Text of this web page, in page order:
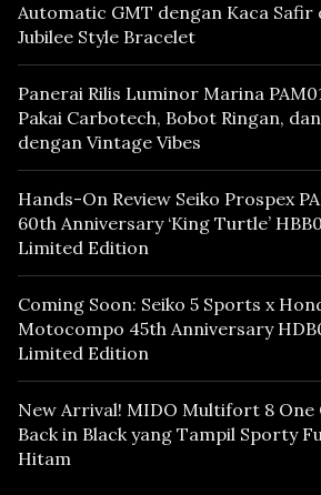
Automatic GMT dengan Kaca Safir
Jubilee Style Bracelet
Panerai Rilis Luminor Marina
Pakai Carbotech, Bobot Ringan, dan
dengan Vintage Vibes
Hands-On Review Seiko Prospex
60th Anniversary ‘King Turtle’
Limited Edition
Coming Soon: Seiko 5 Sports x
Motocompo 45th Anniversary
Limited Edition
New Arrival! MIDO Multifort 8 One
Back in Black yang Tampil Sporty
Hitam